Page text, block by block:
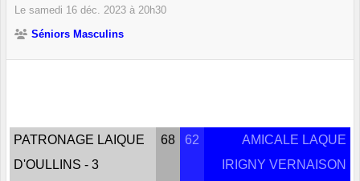
Le samedi 16 déc. 2023 à 20h30
Séniors Masculins
PATRONAGE LAIQUE
D'OULLINS - 3
68 62
AMICALE LAQUE
IRIGNY VERNAISON